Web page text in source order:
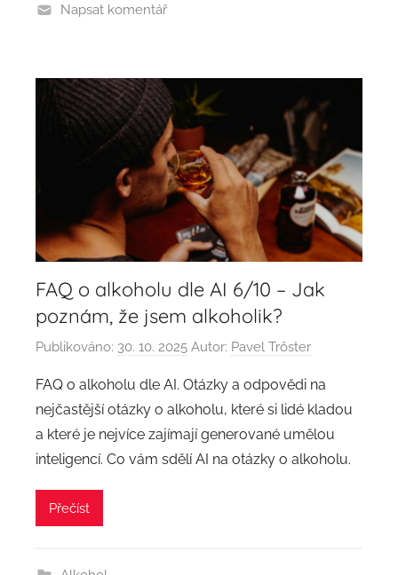
Napsat komentář
FAQ o alkoholu dle AI 6/10 – Jak
poznám, že jsem alkoholik?
Publikováno: 30. 10. 2025 Autor: Pavel Trőster
FAQ o alkoholu dle AI. Otázky a odpovědi na
nejčastější otázky o alkoholu, které si lidé kladou
a které je nejvíce zajímají generované umělou
inteligencí. Co vám sdělí AI na otázky o alkoholu.
Přečíst